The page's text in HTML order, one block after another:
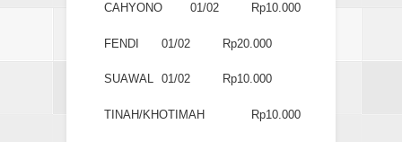
CAHYONO 01/02 Rp10.000
FENDI 01/02 Rp20.000
SUAWAL 01/02 Rp10.000
TINAH/KHOTIMAH Rp10.000